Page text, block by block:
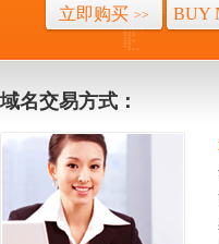
立即购买 >> BUY
域名交易方式：